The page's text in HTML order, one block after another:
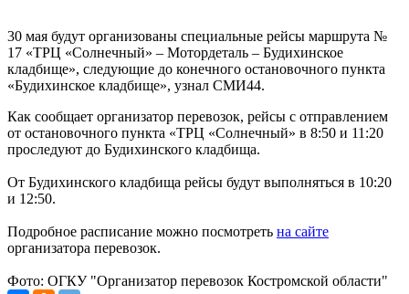
30 мая будут организованы специальные рейсы маршрута №
17 «ТРЦ «Солнечный» – Мотордеталь – Будихинское
кладбище», следующие до конечного остановочного пункта
«Будихинское кладбище», узнал СМИ44.
Как сообщает организатор перевозок, рейсы с отправлением
от остановочного пункта «ТРЦ «Солнечный» в 8:50 и 11:20
проследуют до Будихинского кладбища.
От Будихинского кладбища рейсы будут выполняться в 10:20
и 12:50.
Подробное расписание можно посмотреть на сайте
организатора перевозок.
Фото: ОГКУ "Организатор перевозок Костромской области"